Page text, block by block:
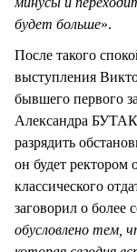
будет больше».
После такого
выступления
бывшего первого
Александра
разрядить
он будет ректором
классического
заговорил о более
обусловлено тем,